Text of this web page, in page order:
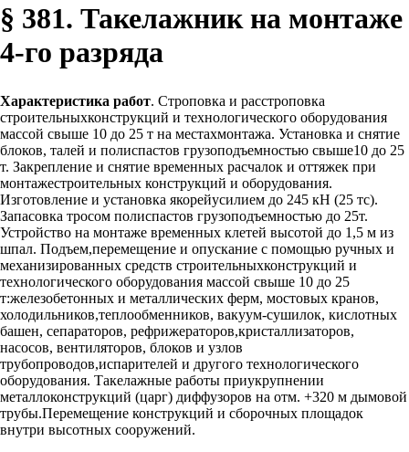
§ 381. Такелажник на монтаже
4-го разряда
Характеристика работ. Строповка и расстроповка
строительныхконструкций и технологического оборудования
массой свыше 10 до 25 т на местахмонтажа. Установка и снятие
блоков, талей и полиспастов грузоподъемностью свыше10 до 25
т. Закрепление и снятие временных расчалок и оттяжек при
монтажестроительных конструкций и оборудования.
Изготовление и установка якорейусилием до 245 кН (25 тс).
Запасовка тросом полиспастов грузоподъемностью до 25т.
Устройство на монтаже временных клетей высотой до 1,5 м из
шпал. Подъем,перемещение и опускание с помощью ручных и
механизированных средств строительныхконструкций и
технологического оборудования массой свыше 10 до 25
т:железобетонных и металлических ферм, мостовых кранов,
холодильников,теплообменников, вакуум-сушилок, кислотных
башен, сепараторов, рефрижераторов,кристаллизаторов,
насосов, вентиляторов, блоков и узлов
трубопроводов,испарителей и другого технологического
оборудования. Такелажные работы приукрупнении
металлоконструкций (царг) диффузоров на отм. +320 м дымовой
трубы.Перемещение конструкций и сборочных площадок
внутри высотных сооружений.